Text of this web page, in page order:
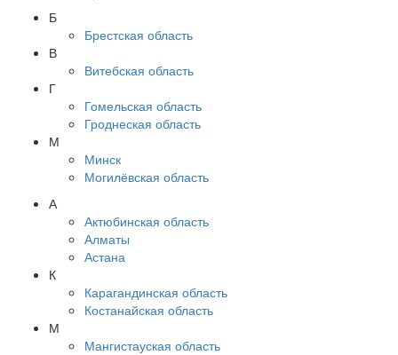
Б
Брестская область
В
Витебская область
Г
Гомельская область
Гроднеская область
М
Минск
Могилёвская область
А
Актюбинская область
Алматы
Астана
К
Карагандинская область
Костанайская область
М
Мангистауская область